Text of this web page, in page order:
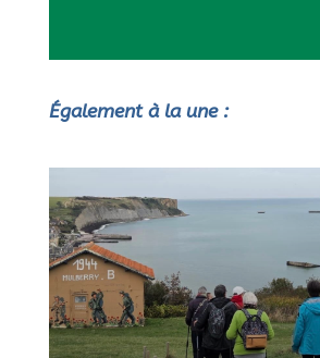
Également à la une :